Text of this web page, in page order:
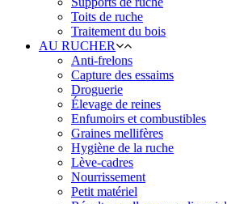
Toits de ruche
Traitement du bois
AU RUCHER
Anti-frelons
Capture des essaims
Droguerie
Élevage de reines
Enfumoirs et combustibles
Graines mellifères
Hygiène de la ruche
Lève-cadres
Nourrissement
Petit matériel